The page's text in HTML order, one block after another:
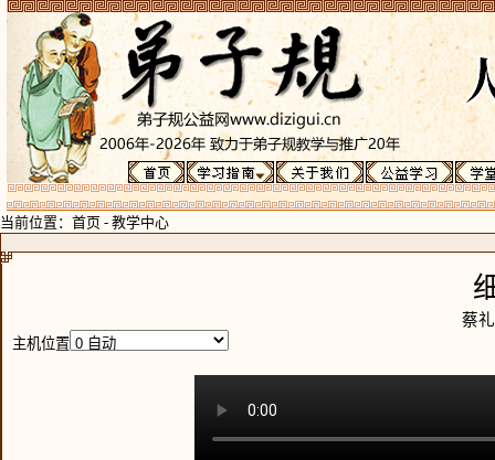
当前位置： 首页 - 教学中心
蔡
主机位置